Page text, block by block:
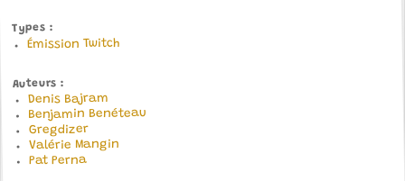
Types
Émission Twitch
Auteurs
Denis Bajram
Benjamin Benéteau
Gregdizer
Valérie Mangin
Pat Perna